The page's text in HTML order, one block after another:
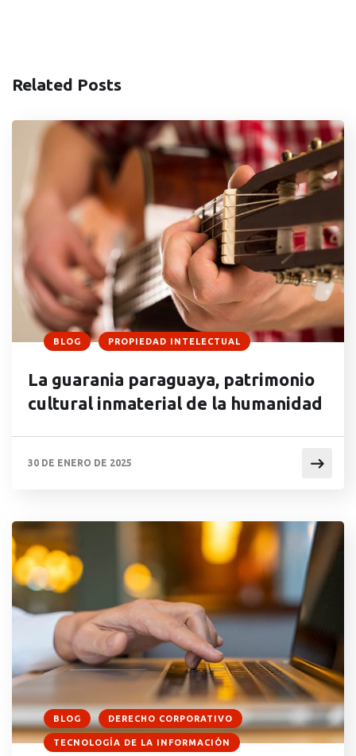
Related Posts
BLOG PROPIEDAD INTELECTUAL
La guarania paraguaya, patrimonio
cultural inmaterial de la humanidad
30 DE ENERO DE 2025
BLOG DERECHO CORPORATIVO
TECNOLOGÍA DE LA INFORMACIÓN